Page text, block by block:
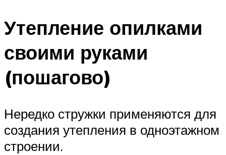
Утепление опилками
своими руками
(пошагово)
Нередко стружки применяются для
создания утепления в одноэтажном
строении.